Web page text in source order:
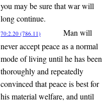
you may be sure that war will
long continue.
70:2.20 (786.11)
Man will
never accept peace as a normal
mode of living until he has been
thoroughly and repeatedly
convinced that peace is best for
his material welfare, and until